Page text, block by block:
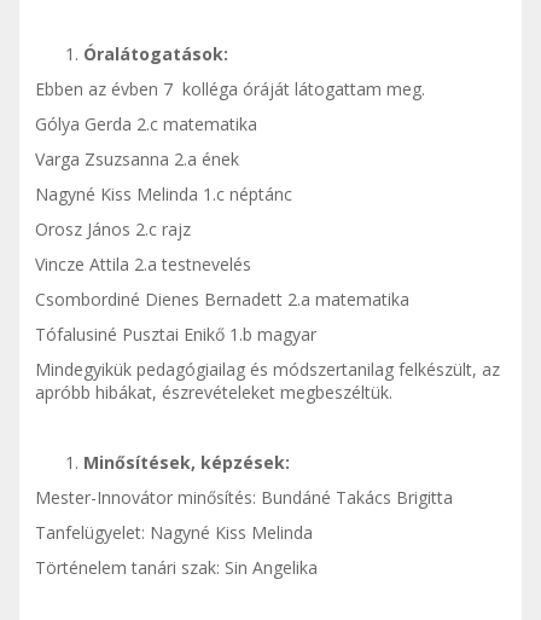
Óralátogatások:
Ebben az évben 7 kolléga óráját látogattam meg.
Gólya Gerda 2.c matematika
Varga Zsuzsanna 2.a ének
Nagyné Kiss Melinda 1.c néptánc
Orosz János 2.c rajz
Vincze Attila 2.a testnevelés
Csombordiné Dienes Bernadett 2.a matematika
Tófalusiné Pusztai Enikő 1.b magyar
Mindegyikük pedagógiailag és módszertanilag felkészült, az
apróbb hibákat, észrevételeket megbeszéltük.
Minősítések, képzések:
Mester-Innovátor minősítés: Bundáné Takács Brigitta
Tanfelügyelet: Nagyné Kiss Melinda
Történelem tanári szak: Sin Angelika